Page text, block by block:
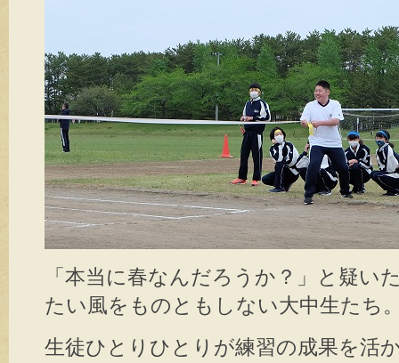
「本当に春なんだろうか？」と疑い
たい風をものともしない大中生たち
生徒ひとりひとりが練習の成果を活